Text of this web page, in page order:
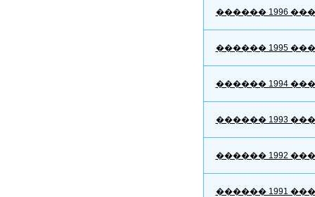
������ 1996
������ 1995
������ 1994
������ 1993
������ 1992
������ 1991